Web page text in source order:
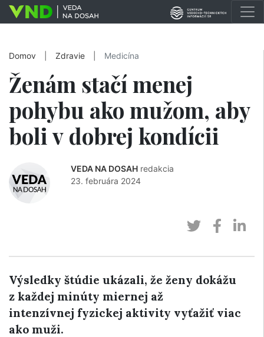
Domov Zdravie Medicína
Ženám stačí menej
pohybu ako mužom, aby
boli v dobrej kondícii
VEDA NA DOSAH redakcia
23. februára 2024
Výsledky štúdie ukázali, že ženy dokážu
z každej minúty miernej až
intenzívnej fyzickej aktivity vyťažiť viac
ako muži.